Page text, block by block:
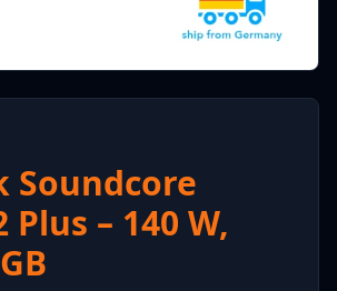
Soundcore
Plus – 140 W,